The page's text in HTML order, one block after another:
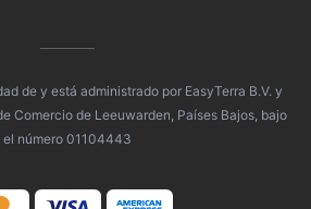
de y está administrado por EasyTerra B.V. y
Comercio de Leeuwarden, Países Bajos, bajo
el número 01104443